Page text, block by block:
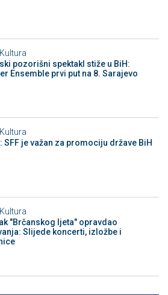
Kultura
pozorišni spektakl stiže u BiH:
Ensemble prvi put na 8. Sarajevo
Kultura
SFF je važan za promociju države BiH
Kultura
"Brčanskog ljeta" opravdao
Slijede koncerti, izložbe i